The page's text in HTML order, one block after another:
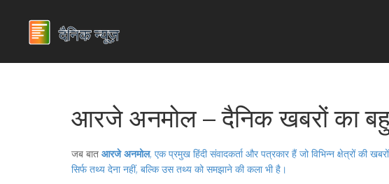
आरजे अनमोल – दैनिक खबरों का
जब बात आरजे अनमोल, एक प्रमुख हिंदी संवादकर्ता और पत्रकार हैं जो विभिन्न क्षेत्रों की
सिर्फ तथ्य देना नहीं, बल्कि उस तथ्य को समझाने की कला भी है।